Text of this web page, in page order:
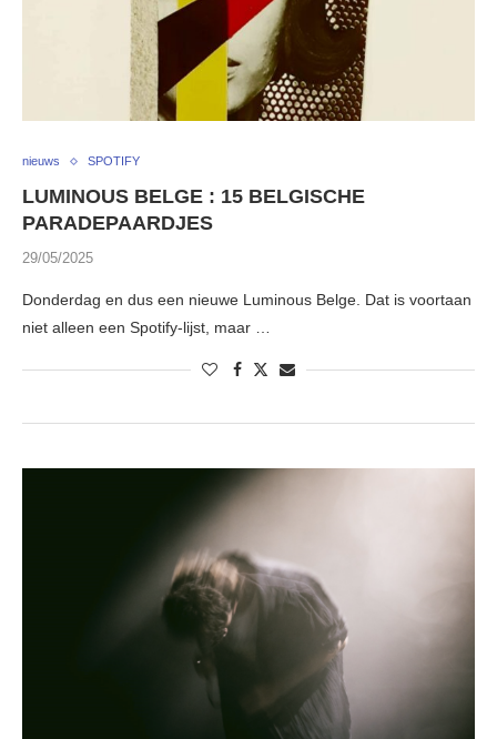
nieuws SPOTIFY
LUMINOUS BELGE : 15 BELGISCHE
PARADEPAARDJES
29/05/2025
Donderdag en dus een nieuwe Luminous Belge. Dat is voortaan
niet alleen een Spotify-lijst, maar …